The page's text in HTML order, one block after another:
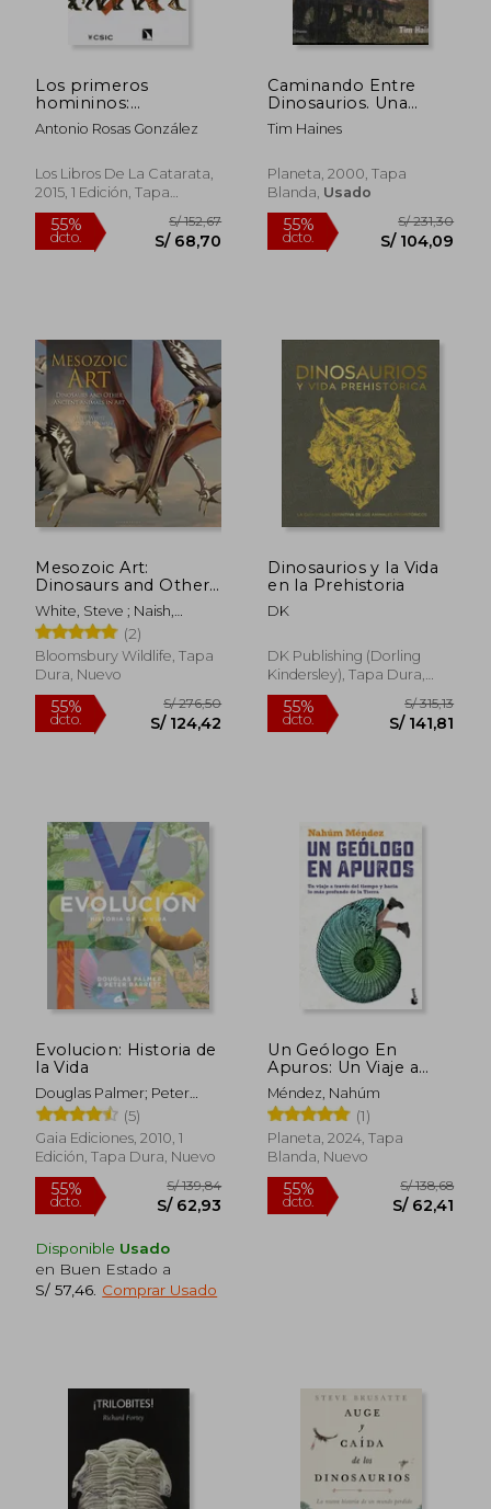
dcto. S/ 133,55
Los primeros
homininos:
Paleontología
humana
Antonio Rosas González
Los Libros De La Catarata,
2015, 1 Edición, Tapa
Blanda, Nuevo
55%
dcto. S/ 68,70
Caminando Entre
Dinosaurios. Una
Historia Natural
Tim Haines
Planeta, 2000, Tapa
Blanda, Usado
55%
dcto. S/
Mesozoic Art:
Dinosaurs and Other
Ancient Animals in art
(en Inglés)
White, Steve ; Naish,
Darren
(2)
Bloomsbury Wildlife, Tapa
Dura, Nuevo
55% S/ 276,50
Dinosaurios y la Vida
en la Prehistoria
DK
DK Publishing (Dorling
Kindersley), Tapa Dura,
Nuevo
55% S/
Evolucion: Historia de
la Vida
Douglas Palmer; Peter
Barrett
(5)
Gaia Ediciones, 2010, 1
Edición, Tapa Dura, Nuevo
Disponible Usado
en Buen Estado a
S/ 57,46 Comprar Usado
Un Geólogo En
Apuros: Un Viaje a
Través del Tiempo Y
Hacia Lo Más
Profundo de la Tierra
/ A Geologist in
Trouble: A Journey
Deep Into
Méndez, Nahúm
(1)
Planeta, 2024, Tapa
Blanda, Nuevo